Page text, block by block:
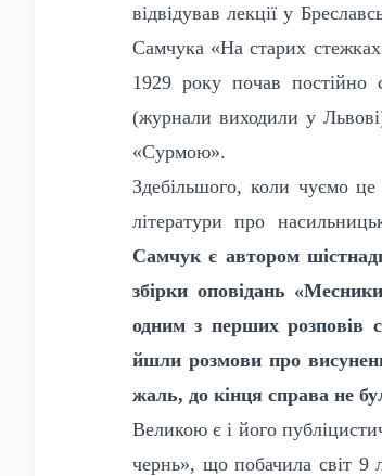
відвідував лекції у
Самчука «На старих
1929 року почав постійно
(журнали виходили у
«Сурмою».
Здебільшого, коли чуємо
літератури про
Самчук є автором
збірки оповідань
одним з перших розповів
йшли розмови про
жаль, до кінця справа не
Великою є і його
чернь», що побачила світ 9